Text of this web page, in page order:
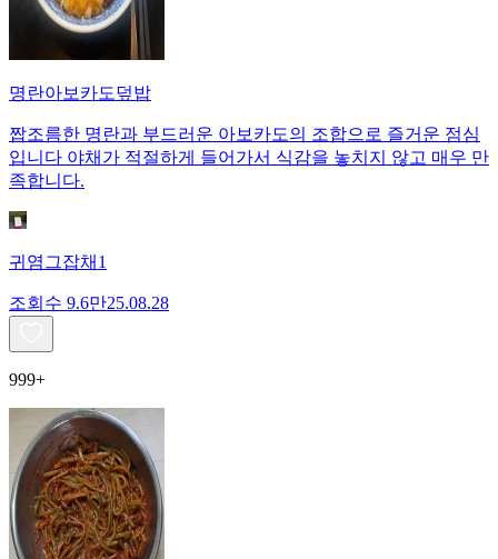
명란아보카도덮밥
짭조름한 명란과 부드러운 아보카도의 조합으로 즐거운 점심
입니다 야채가 적절하게 들어가서 식감을 놓치지 않고 매우 만
족합니다.
귀염그잡채1
조회수 9.6만25.08.28
999+